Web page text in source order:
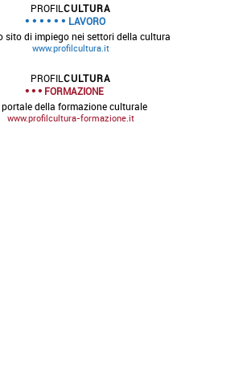
PROFIL CULTURA
LAVORO
sito di impiego nei settori della cultura
www.profilcultura.it
PROFIL CULTURA
FORMAZIONE
portale della formazione culturale
www.profilcultura-formazione.it